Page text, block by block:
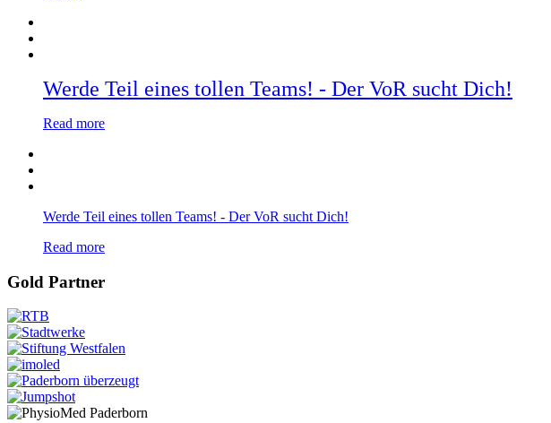
Werde Teil eines tollen Teams! - Der VoR sucht Dich!
Read more
Werde Teil eines tollen Teams! - Der VoR sucht Dich!
Read more
Gold Partner